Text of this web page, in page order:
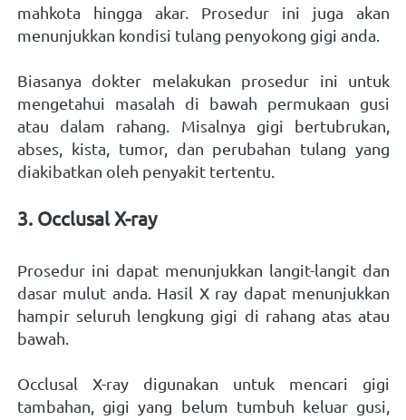
mahkota hingga akar. Prosedur ini juga akan
menunjukkan kondisi tulang penyokong gigi anda.
Biasanya dokter melakukan prosedur ini untuk
mengetahui masalah di bawah permukaan gusi
atau dalam rahang. Misalnya gigi bertubrukan,
abses, kista, tumor, dan perubahan tulang yang
diakibatkan oleh penyakit tertentu.
3. Occlusal X-ray
Prosedur ini dapat menunjukkan langit-langit dan
dasar mulut anda. Hasil X ray dapat menunjukkan
hampir seluruh lengkung gigi di rahang atas atau
bawah.
Occlusal X-ray digunakan untuk mencari gigi
tambahan, gigi yang belum tumbuh keluar gusi,